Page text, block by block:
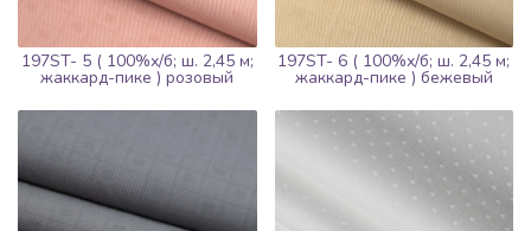
197ST- 5 ( 100%х/б; ш. 2,45 м;
жаккард-пике ) розовый
197ST- 6 ( 100%х/б; ш. 2,45 м;
жаккард-пике ) бежевый